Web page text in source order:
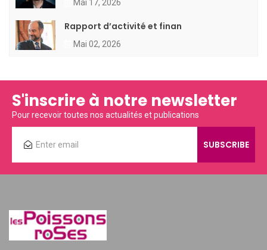
Mai 17, 2026
Rapport d’activité et finan
Mai 02, 2026
S'inscrire à notre newsletter
Pour recevoir toutes nos actualités et publications